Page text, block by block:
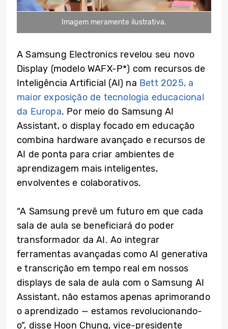
Imagem meramente ilustrativa.
A Samsung Electronics revelou seu novo
Display (modelo WAFX-P*) com recursos de
Inteligência Artificial (AI) na Bett 2025, a
maior exposição de tecnologia educacional
da Europa. Por meio do Samsung AI
Assistant, o display focado em educação
combina hardware avançado e recursos de
AI de ponta para criar ambientes de
aprendizagem mais inteligentes,
envolventes e colaborativos.
“A Samsung prevê um futuro em que cada
sala de aula se beneficiará do poder
transformador da AI. Ao integrar
ferramentas avançadas como AI generativa
e transcrição em tempo real em nossos
displays de sala de aula com o Samsung AI
Assistant, não estamos apenas aprimorando
o aprendizado — estamos revolucionando-
o”, disse Hoon Chung, vice-presidente